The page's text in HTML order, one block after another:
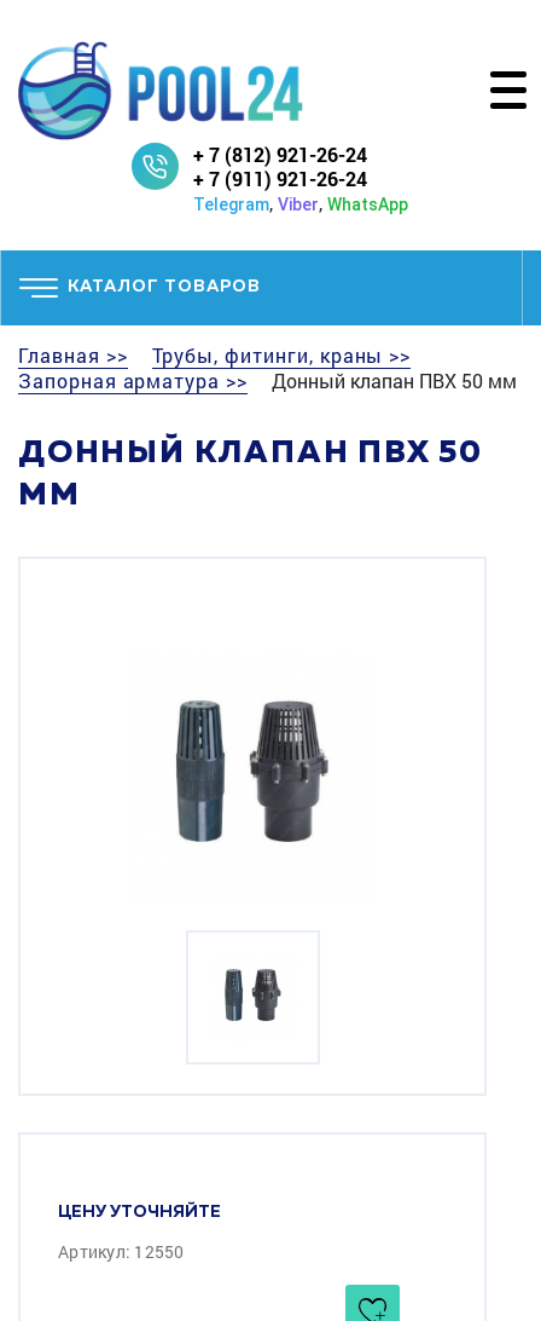
+ 7 (812) 921-26-24
+ 7 (911) 921-26-24
Telegram, Viber, WhatsApp
КАТАЛОГ ТОВАРОВ
Главная >>
Трубы, фитинги, краны >>
Запорная арматура >>
Донный клапан ПВХ 50 мм
ДОННЫЙ КЛАПАН ПВХ 50
ММ
ЦЕНУ УТОЧНЯЙТЕ
Артикул: 12550